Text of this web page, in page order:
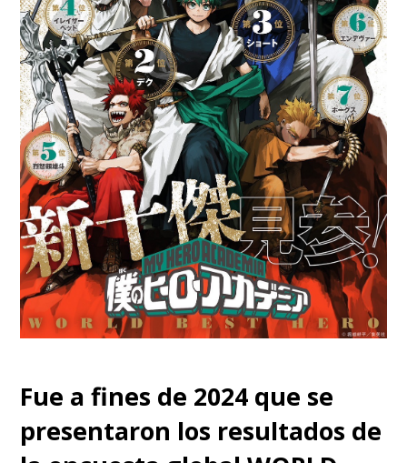
Fue a fines de 2024 que se
presentaron los resultados de